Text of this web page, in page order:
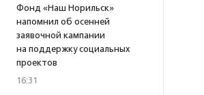
Фонд «Наш Норильск»
напомнил об осенней
заявочной кампании
на поддержку социальных
проектов
16:31